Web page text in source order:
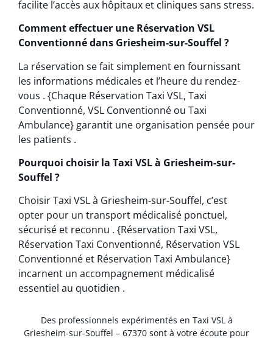
facilite l’accès aux hôpitaux et cliniques sans stress.
Comment effectuer une Réservation VSL
Conventionné dans Griesheim-sur-Souffel ?
La réservation se fait simplement en fournissant
les informations médicales et l’heure du rendez-
vous . {Chaque Réservation Taxi VSL, Taxi
Conventionné, VSL Conventionné ou Taxi
Ambulance} garantit une organisation pensée pour
les patients .
Pourquoi choisir la Taxi VSL à Griesheim-sur-
Souffel ?
Choisir Taxi VSL à Griesheim-sur-Souffel, c’est
opter pour un transport médicalisé ponctuel,
sécurisé et reconnu . {Réservation Taxi VSL,
Réservation Taxi Conventionné, Réservation VSL
Conventionné et Réservation Taxi Ambulance}
incarnent un accompagnement médicalisé
essentiel au quotidien .
Des professionnels expérimentés en Taxi VSL à
Griesheim-sur-Souffel – 67370 sont à votre écoute pour